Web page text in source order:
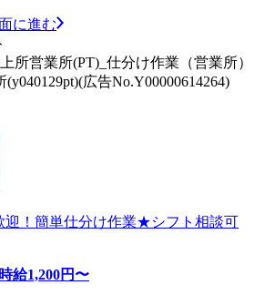
に進む
所営業所(PT)_仕分け作業（営業所）
広告No.Y00000614264)
迎！簡単仕分け作業★シフト相談可
時給1,200円〜